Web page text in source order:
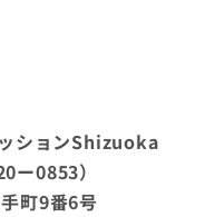
ションShizuoka
ー0853）
町9番6号